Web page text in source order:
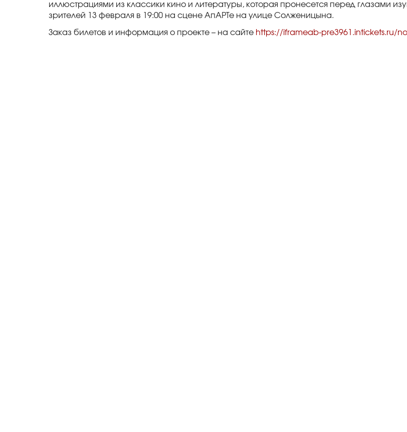
иллюстрациями из классики кино и литературы, которая пронесется перед глазами
зрителей 13 февраля в 19:00 на сцене АпАРТе на улице Солженицына.
Заказ билетов и информация о проекте – на сайте https://iframeab-pre3961.intickets.ru/